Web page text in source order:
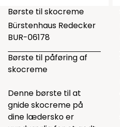
Børste til skocreme
Bürstenhaus Redecker
BUR-06178
Børste til påføring af
skocreme
Denne børste til at
gnide skocreme på
dine lædersko er